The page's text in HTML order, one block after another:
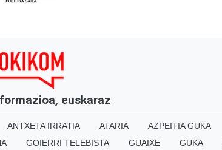
euskaraz
ANTXETA IRRATIA ATARIA AZPEITIA GUKA
GOIERRI TELEBISTA GUAIXE GUKA